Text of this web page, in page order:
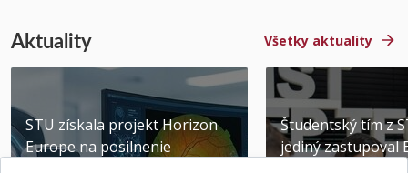
Aktuality Všetky aktuality
STU získala projekt Horizon
Europe na posilnenie
Študentský tím z
jediný zastupoval